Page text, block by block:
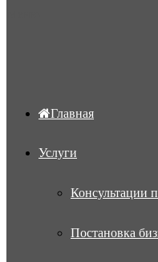
Главная
Услуги
Консультации
Постановка